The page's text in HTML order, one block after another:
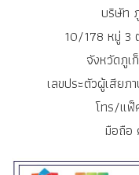
บริษัท
10/178 หมู่ 3
จังหวัดภู
เลขประตัวผู้เสีย
โทร/แ
มือถื